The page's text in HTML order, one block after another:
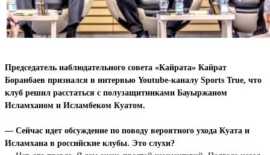
Председатель наблюдательного совета «Кайрата» Кайрат
Боранбаев признался в интервью Youtube-каналу Sports True, что
клуб решил расстаться с полузащитниками Бауыржаном
Исламханом и Исламбеком Куатом.
— Сейчас идет обсуждение по поводу вероятного ухода Куата и
Исламхана в российские клубы. Это слухи?